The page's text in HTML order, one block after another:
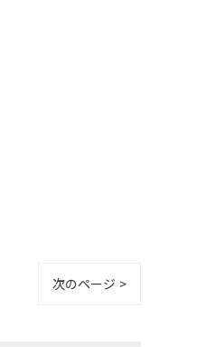
次のページ >